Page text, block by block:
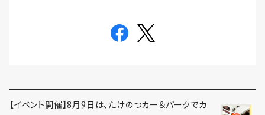
【イベント開催】8月9日は、たけのつカー＆パークでカ